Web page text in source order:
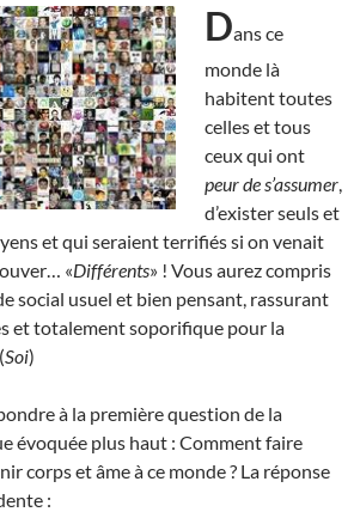
Dans ce
monde là
habitent toutes
celles et tous
ceux qui ont
peur de s’assumer
d’exister seuls et
et qui seraient terrifiés si on venait
«Différents» ! Vous aurez compris
social usuel et bien pensant, rassurant
et totalement soporifique pour la
(Soi)
à la première question de la
évoquée plus haut : Comment faire
corps et âme à ce monde ? La réponse
: